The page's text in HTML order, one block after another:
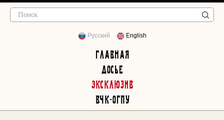
Русский English
Главная
Досье
Эксклюзив
ВЧК-ОГПУ